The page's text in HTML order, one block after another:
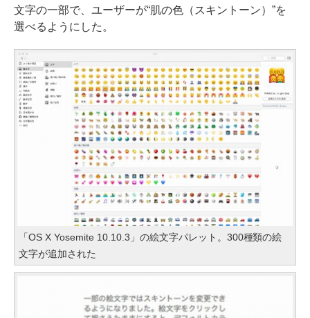
文字の一部で、ユーザーが“肌の色（スキントーン）”を
選べるようにした。
「OS X Yosemite 10.10.3」の絵文字パレット。300種類の絵
文字が追加された